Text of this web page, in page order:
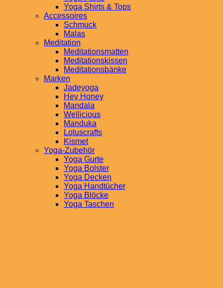
Yoga Shirts & Tops
Accessoires
Schmuck
Malas
Meditation
Meditationsmatten
Meditationskissen
Meditationsbänke
Marken
Jadeyoga
Hey Honey
Mandala
Wellicious
Manduka
Lotuscrafts
Kismet
Yoga-Zubehör
Yoga Gurte
Yoga Bolster
Yoga Decken
Yoga Handtücher
Yoga Blöcke
Yoga Taschen